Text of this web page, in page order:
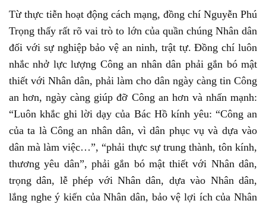
Từ thực tiễn hoạt động cách mạng, đồng chí Nguyễn Phú
Trọng thấy rất rõ vai trò to lớn của quần chúng Nhân dân
đối với sự nghiệp bảo vệ an ninh, trật tự. Đồng chí luôn
nhắc nhở lực lượng Công an nhân dân phải gắn bó mật
thiết với Nhân dân, phải làm cho dân ngày càng tin Công
an hơn, ngày càng giúp đỡ Công an hơn và nhấn mạnh:
“Luôn khắc ghi lời dạy của Bác Hồ kính yêu: “Công an
của ta là Công an nhân dân, vì dân phục vụ và dựa vào
dân mà làm việc…”, “phải thực sự trung thành, tôn kính,
thương yêu dân”, phải gắn bó mật thiết với Nhân dân,
trọng dân, lễ phép với Nhân dân, dựa vào Nhân dân,
lắng nghe ý kiến của Nhân dân, bảo vệ lợi ích của Nhân